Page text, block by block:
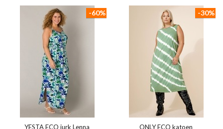
YESTA ECO jurk Lenna
-60%
ONLY ECO katoen
-30%